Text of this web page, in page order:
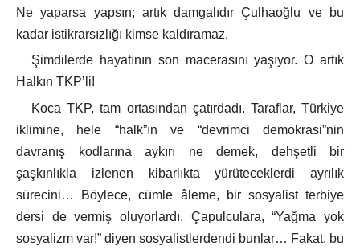
Ne yaparsa yapsın; artık damgalıdır Çulhaoğlu ve bu
kadar istikrarsızlığı kimse kaldıramaz.
Şimdilerde hayatının son macerasını yaşıyor. O artık
Halkın TKP’li!
Koca TKP, tam ortasından çatırdadı. Taraflar, Türkiye
iklimine, hele “halk”ın ve “devrimci demokrasi”nin
davranış kodlarına aykırı ne demek, dehşetli bir
şaşkınlıkla izlenen kibarlıkta yürüteceklerdi ayrılık
sürecini… Böylece, cümle âleme, bir sosyalist terbiye
dersi de vermiş oluyorlardı. Çapulculara, “Yağma yok
sosyalizm var!” diyen sosyalistlerdendi bunlar… Fakat, bu